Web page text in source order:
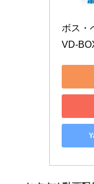
ボス・
VD-